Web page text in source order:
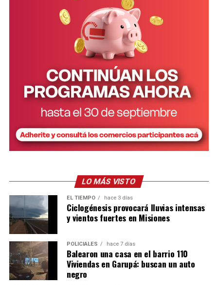
LO MÁS VISTO
EL TIEMPO hace 3 días
Ciclogénesis provocará lluvias intensas
y vientos fuertes en Misiones
POLICIALES hace 7 días
Balearon una casa en el barrio 110
Viviendas en Garupá: buscan un auto
negro